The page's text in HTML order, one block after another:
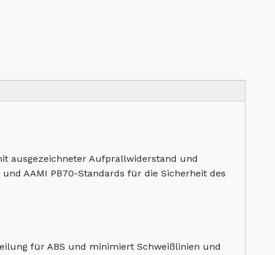
ausgezeichneter Aufprallwiderstand und
AAMI PB70-Standards für die Sicherheit des
für ABS und minimiert Schweißlinien und